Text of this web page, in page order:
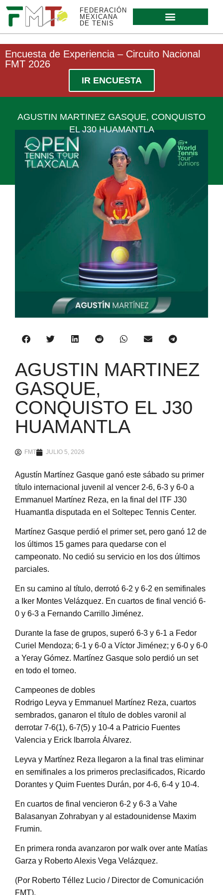
FEDERACIÓN
MEXICANA
DE TENIS
Encuesta de Experiencia – Circuito Nacional
FMT 2026
IR ENCUESTA
AGUSTIN MARTINEZ GASQUE, CONQUISTO
EL J30 HUAMANTLA
AGUSTIN MARTINEZ
GASQUE,
CONQUISTO EL J30
HUAMANTLA
FMT JULIO 5, 2026
Agustín Martínez Gasque ganó este sábado su primer
título internacional juvenil al vencer 2-6, 6-3 y 6-0 a
Emmanuel Martínez Reza, en la final del ITF J30
Huamantla disputada en el Soltepec Tennis Center.
Martínez Gasque perdió el primer set, pero ganó 12 de
los últimos 15 games para quedarse con el
campeonato. No cedió su servicio en los dos últimos
parciales.
En su camino al título, derrotó 6-2 y 6-2 en semifinales
a Iker Montes Velázquez. En cuartos de final venció 6-
0 y 6-3 a Fernando Carrillo Jiménez.
Durante la fase de grupos, superó 6-3 y 6-1 a Fedor
Curiel Mendoza; 6-1 y 6-0 a Víctor Jiménez; y 6-0 y 6-0
a Yeray Gómez. Martínez Gasque solo perdió un set
en todo el torneo.
Campeones de dobles
Rodrigo Leyva y Emmanuel Martínez Reza, cuartos
sembrados, ganaron el título de dobles varonil al
derrotar 7-6(1), 6-7(5) y 10-4 a Patricio Fuentes
Valencia y Erick Ibarrola Álvarez.
Leyva y Martínez Reza llegaron a la final tras eliminar
en semifinales a los primeros preclasificados, Ricardo
Dorantes y Quim Fuentes Durán, por 4-6, 6-4 y 10-4.
En cuartos de final vencieron 6-2 y 6-3 a Vahe
Balasanyan Zohrabyan y al estadounidense Maxim
Frumin.
En primera ronda avanzaron por walk over ante Matías
Garza y Roberto Alexis Vega Velázquez.
(Por Roberto Téllez Lucio / Director de Comunicación
FMT).